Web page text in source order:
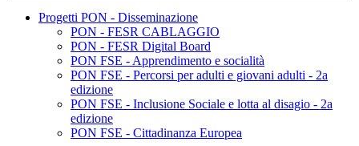
Progetti PON - Disseminazione
PON - FESR CABLAGGIO
PON - FESR Digital Board
PON FSE - Apprendimento e socialità
PON FSE - Percorsi per adulti e giovani adulti - 2a
edizione
PON FSE - Inclusione Sociale e lotta al disagio - 2a
edizione
PON FSE - Cittadinanza Europea